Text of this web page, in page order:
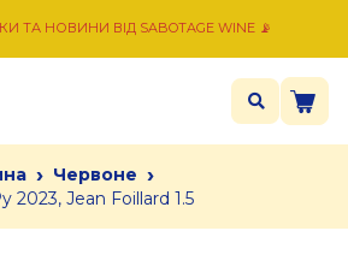
ТА НОВИНИ ВІД SABOTAGE WINE 📡
› Червоне ›
2023, Jean Foillard 1.5